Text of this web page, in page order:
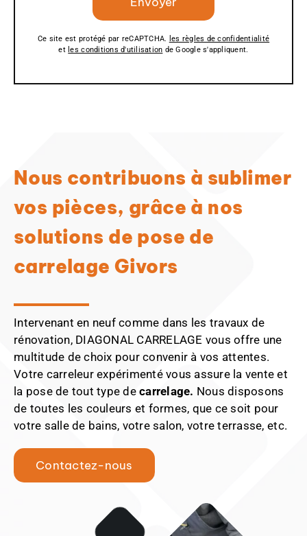
Ce site est protégé par reCAPTCHA.
les règles de confidentialité
et les conditions d'utilisation de Google s'appliquent.
Nous contribuons à sublimer
vos pièces, grâce à nos
solutions de pose de
carrelage Givors
Intervenant en neuf comme dans les travaux de
rénovation, DIAGONAL CARRELAGE vous offre une
multitude de choix pour convenir à vos attentes.
Votre carreleur expérimenté vous assure la vente et
la pose de tout type decarrelage. Nous disposons
de toutes les couleurs et formes, que ce soit pour
votre salle de bains, votre salon, votre terrasse, etc.
Contactez-nous